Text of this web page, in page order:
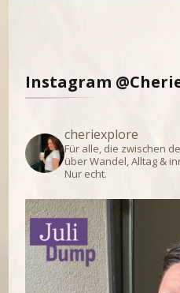
Instagram
cheriexplore
Für alle, die zwischen
über Wandel, Alltag &
Nur echt.